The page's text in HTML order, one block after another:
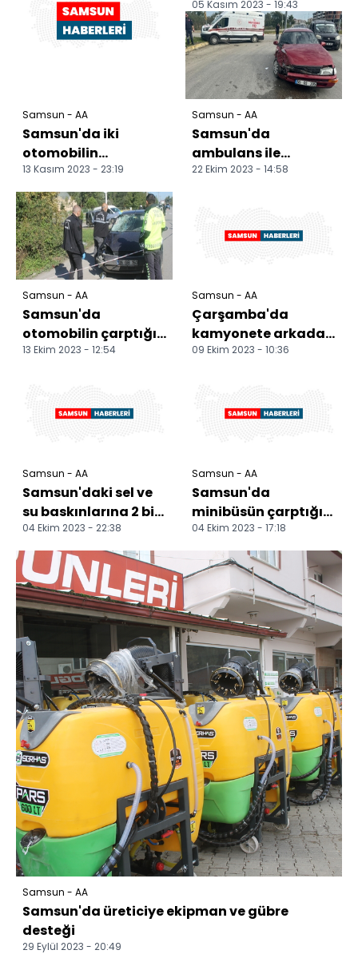
Samsun - AA
Samsun'da iki
otomobilin
çarpışması sonucu 3
kişi yaralandı
13 Kasım 2023 - 23:19
toplarken uçuruma
düşerek yaralanan
kişi i...
05 Kasım 2023 - 19:43
Samsun - AA
Samsun'da
ambulans ile
otomobilin
22 Ekim 2023 - 14:58
Samsun - AA
Samsun'da
otomobilin çarptığı
kadın yaşamını
13 Ekim 2023 - 12:54
Samsun - AA
Çarşamba'da
kamyonete arkadan
çarpan motosikletin
09 Ekim 2023 - 10:36
Samsun - AA
Samsun'daki sel ve
su baskınlarına 2 bin
239 personel
müdahale etti
04 Ekim 2023 - 22:38
Samsun - AA
Samsun'da
minibüsün çarptığı
13 yaşındaki
bisikletli çocuk ağır
yaralandı
04 Ekim 2023 - 17:18
Samsun - AA
Samsun'da üreticiye ekipman ve gübre
desteği
29 Eylül 2023 - 20:49